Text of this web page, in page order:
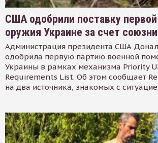
США одобрили поставку
оружия Украине за счет
Администрация президента США
одобрила первую партию военной
Украины в рамках механизма Priority
Requirements List. Об этом сообщает
на два источника, знакомых с